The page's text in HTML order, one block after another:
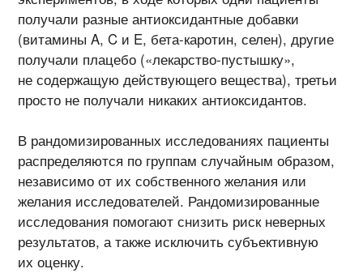
получали разные антиоксидантные добавки
(витамины A, C и E, бета-каротин, селен), другие
получали плацебо («лекарство-пустышку»,
не содержащую действующего вещества), третьи
просто не получали никаких антиоксидантов.
В рандомизированных исследованиях пациенты
распределяются по группам случайным образом,
независимо от их собственного желания или
желания исследователей. Рандомизированные
исследования помогают снизить риск неверных
результатов, а также исключить субъективную
их оценку.